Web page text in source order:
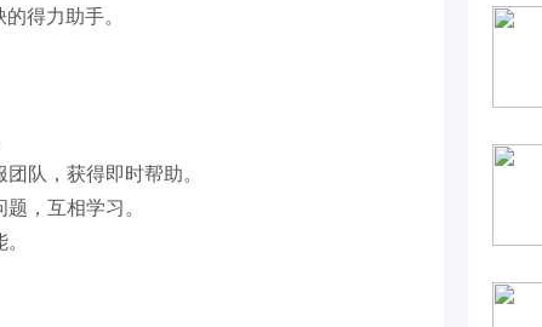
得力助手。
队，获得即时帮助。
，互相学习。